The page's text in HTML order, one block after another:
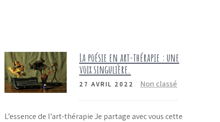
La poésie en art-thérapie : une
voix singulière.
27 AVRIL 2022 Non classé
L’essence de l’art-thérapie Je partage avec vous cette